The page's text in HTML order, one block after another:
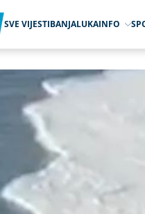
SVE VIJESTIBANJALUKAINFO